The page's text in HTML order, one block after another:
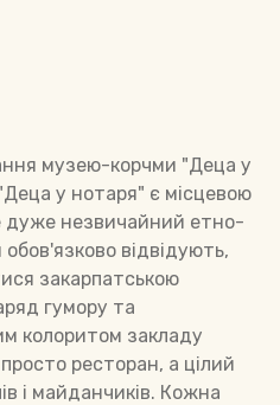
музею-корчми "Деца у
у нотаря" є місцевою
дуже незвичайний етно-
відвідують,
закарпатською
гумору та
колоритом закладу
ресторан, а цілий
і майданчиків. Кожна